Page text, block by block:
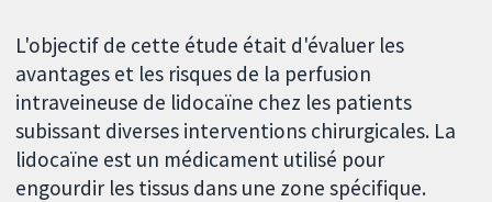
L'objectif de cette étude était d'évaluer les
avantages et les risques de la perfusion
intraveineuse de lidocaïne chez les patients
subissant diverses interventions chirurgicales. La
lidocaïne est un médicament utilisé pour
engourdir les tissus dans une zone spécifique.